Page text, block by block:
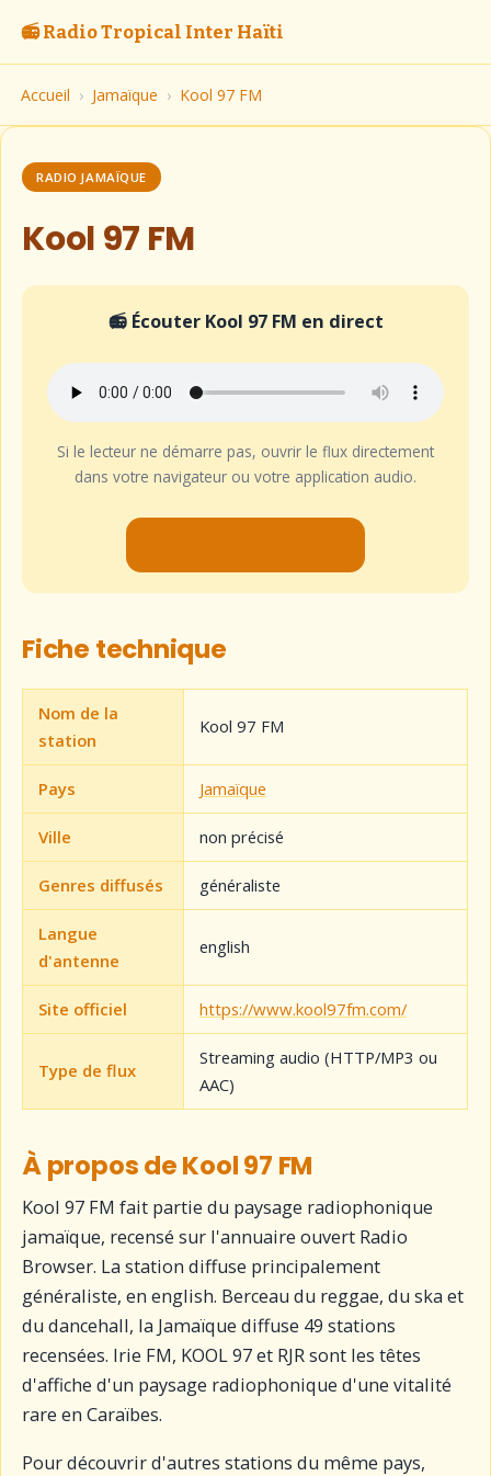
📻 Radio Tropical Inter Haïti
Accueil › Jamaïque › Kool 97 FM
RADIO JAMAÏQUE
Kool 97 FM
📻 Écouter Kool 97 FM en direct
Si le lecteur ne démarre pas, ouvrir le flux directement
dans votre navigateur ou votre application audio.
Fiche technique
Nom de la
station
Kool 97 FM
Pays Jamaïque
Ville non précisé
Genres diffusés généraliste
Langue
d'antenne
english
Site officiel https://www.kool97fm.com/
Type de flux
Streaming audio (HTTP/MP3 ou
AAC)
À propos de Kool 97 FM
Kool 97 FM fait partie du paysage radiophonique
jamaïque, recensé sur l'annuaire ouvert Radio
Browser. La station diffuse principalement
généraliste, en english. Berceau du reggae, du ska et
du dancehall, la Jamaïque diffuse 49 stations
recensées. Irie FM, KOOL 97 et RJR sont les têtes
d'affiche d'un paysage radiophonique d'une vitalité
rare en Caraïbes.
Pour découvrir d'autres stations du même pays,